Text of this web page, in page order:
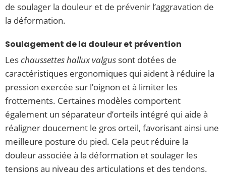
de soulager la douleur et de prévenir l’aggravation de
la déformation.
Soulagement de la douleur et prévention
Leschaussettes hallux valgus sont dotées de
caractéristiques ergonomiques qui aident à réduire la
pression exercée sur l’oignon et à limiter les
frottements. Certaines modèles comportent
également un séparateur d’orteils intégré qui aide à
réaligner doucement le gros orteil, favorisant ainsi une
meilleure posture du pied. Cela peut réduire la
douleur associée à la déformation et soulager les
tensions au niveau des articulations et des tendons.